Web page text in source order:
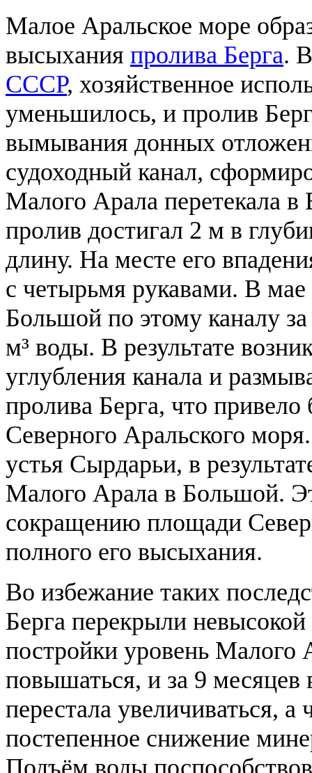
Малое Аральское море
высыхания пролива Берга.
СССР, хозяйственное
уменьшилось, и пролив
вымывания донных
судоходный канал,
Малого Арала перетекала
пролив достигал 2 м в
длину. На месте его
с четырьмя рукавами. В
Большой по этому каналу
м³ воды. В результате
углубления канала и
пролива Берга, что
Северного Аральского
устья Сырдарьи, в
Малого Арала в Большой.
сокращению площади
полного его высыхания.
Во избежание таких
Берга перекрыли
постройки уровень Малого
повышаться, и за 9
перестала увеличиваться, а
постепенное снижение
Подъём воды